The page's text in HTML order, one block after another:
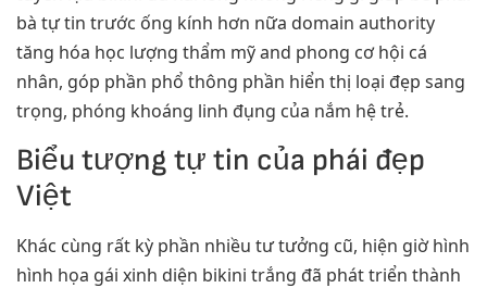
bà tự tin trước ống kính hơn nữa domain authority
tăng hóa học lượng thẩm mỹ and phong cơ hội cá
nhân, góp phần phổ thông phần hiển thị loại đẹp sang
trọng, phóng khoáng linh đụng của nắm hệ trẻ.
Biểu tượng tự tin của phái đẹp
Việt
Khác cùng rất kỳ phần nhiều tư tưởng cũ, hiện giờ hình
hình họa gái xinh diện bikini trắng đã phát triển thành